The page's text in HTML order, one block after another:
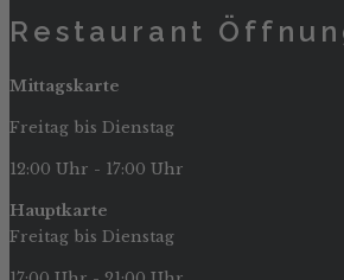
Restaurant
Mittagskarte
Freitag bis Dienstag
12:00 Uhr - 17:00 Uhr
Hauptkarte
Freitag bis Dienstag